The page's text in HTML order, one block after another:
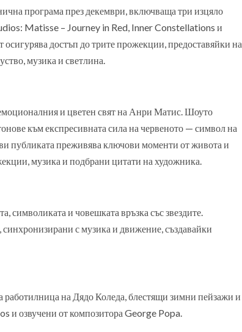
програма през декември, включваща три изцяло
Matisse – Journey in Red, Inner Constellations и
достъп до трите прожекции, предоставяйки на
музика и светлина.
и цветен свят на Анри Матис. Шоуто
към експресивната сила на червеното — символ на
публиката преживява ключови моменти от живота и
музика и подбрани цитати на художника.
символиката и човешката връзка със звездите.
с музика и движение, създавайки
на Дядо Коледа, блестящи зимни пейзажи и
и озвучени от композитора George Popa.